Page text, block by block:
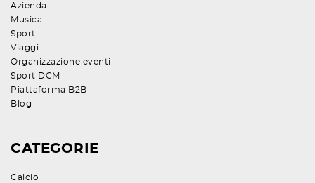
Azienda
Musica
Sport
Viaggi
Organizzazione eventi
Sport DCM
Piattaforma B2B
Blog
CATEGORIE
Calcio